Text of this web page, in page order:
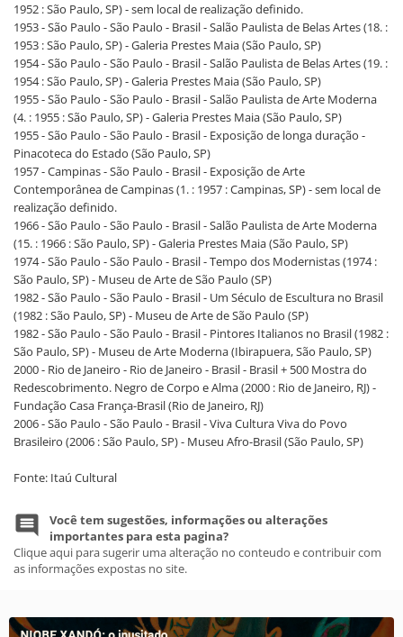
1952 : São Paulo, SP) - sem local de realização definido.
1953 - São Paulo - São Paulo - Brasil - Salão Paulista de Belas Artes (18. :
1953 : São Paulo, SP) - Galeria Prestes Maia (São Paulo, SP)
1954 - São Paulo - São Paulo - Brasil - Salão Paulista de Belas Artes (19. :
1954 : São Paulo, SP) - Galeria Prestes Maia (São Paulo, SP)
1955 - São Paulo - São Paulo - Brasil - Salão Paulista de Arte Moderna
(4. : 1955 : São Paulo, SP) - Galeria Prestes Maia (São Paulo, SP)
1955 - São Paulo - São Paulo - Brasil - Exposição de longa duração -
Pinacoteca do Estado (São Paulo, SP)
1957 - Campinas - São Paulo - Brasil - Exposição de Arte
Contemporânea de Campinas (1. : 1957 : Campinas, SP) - sem local de
realização definido.
1966 - São Paulo - São Paulo - Brasil - Salão Paulista de Arte Moderna
(15. : 1966 : São Paulo, SP) - Galeria Prestes Maia (São Paulo, SP)
1974 - São Paulo - São Paulo - Brasil - Tempo dos Modernistas (1974 :
São Paulo, SP) - Museu de Arte de São Paulo (SP)
1982 - São Paulo - São Paulo - Brasil - Um Século de Escultura no Brasil
(1982 : São Paulo, SP) - Museu de Arte de São Paulo (SP)
1982 - São Paulo - São Paulo - Brasil - Pintores Italianos no Brasil (1982 :
São Paulo, SP) - Museu de Arte Moderna (Ibirapuera, São Paulo, SP)
2000 - Rio de Janeiro - Rio de Janeiro - Brasil - Brasil + 500 Mostra do
Redescobrimento. Negro de Corpo e Alma (2000 : Rio de Janeiro, RJ) -
Fundação Casa França-Brasil (Rio de Janeiro, RJ)
2006 - São Paulo - São Paulo - Brasil - Viva Cultura Viva do Povo
Brasileiro (2006 : São Paulo, SP) - Museu Afro-Brasil (São Paulo, SP)
Fonte: Itaú Cultural
Você tem sugestões, informações ou alterações
importantes para esta pagina?
Clique aqui para sugerir uma alteração no conteudo e contribuir com
as informações expostas no site.